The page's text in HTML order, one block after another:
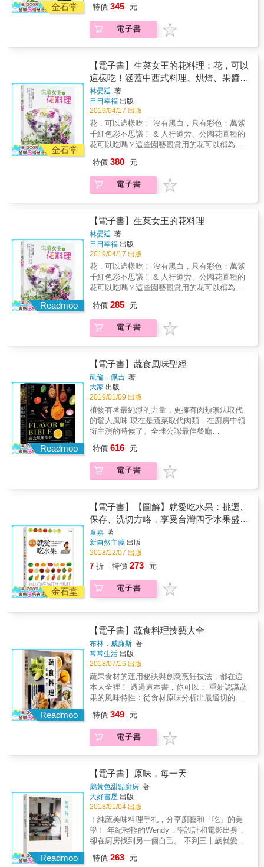
的這些全是素的？」很多人都覺得很意外，為
什麼素食可以吃出這麼多的變化，而且他是一
直都很享受在其中，還有很多肉食主義者因此
餐，道理很簡單，注重平衡而已。我今天一天
大概吃了什麼，或沒吃到什麼，自己會知道，
這一點是值得注意的事。很多人會誤解吃素的
人營養不夠，其實剛好相反。我們的感覺會變
得敏銳一點，會提醒自己要注意營養。當我們
意識到「營養均衡」的時候，我們就會找出讓
營養均衡的辦法。 蔬食也可以吃到米其林星星
推薦？ 本書推薦了中式、西式、異國料理、
CAFE、甜點、冰品&hellip;&hellip;等各式各樣
的蔬食，從街頭小吃到私廚料理，收錄超過70
料理，充分滿足我們「哪裡可以吃到好吃的蔬
食？」的疑問，跟著豐哥一起，你會發現這些
「隱藏版美食」，其實就在我們身邊！
鷹嘴豆、腰果、夏威夷果、核桃
奇異果、無花果&hellip;&hellip;）等靈活運用、
完全不設限，88道繽紛多采的無國界蔬食菜
肴！中、西、鹹、甜、冷、熱食譜都有。 & 金
炒、烤&hellip;&hellip;詳實全圖解！ & 開胃
菜、沙拉、主餐、配菜、點心、飲品到實用醬
料，豐富料理完整收錄，美味不設限！ & 本書
特色 & ◎全台第一本以酪梨和番茄為主，與適
合的蔬果、五穀雜糧搭配，餐餐營養有活力。
◎不只是水果，顛覆對酪梨和番茄的吃法，進
入極致非凡的蔬食世界。 ◎簡單和難吃不劃上
等號，每一道食譜都是令人驚豔的好滋味。 &
張家銘（大愛電視台蔬果生活誌製作人） 焦志
方（知名美食節目主持人） 微微蔡（美食作
者） 亞里（金鐘獎最佳主持人）
金石堂
系統健康的維生素E，和幫助維持體內血膽固醇
恆定的不飽和脂肪酸；不論是國產或是進口，
都可以運用在飲食上，食譜的變化很豐富。 &
不論單吃或做成各種中西料理，甚至飲品都很
適合的全方位食材。 & 酪梨只能打成酪梨牛
奶？番茄只能番茄炒蛋的家常菜？充滿創意多
元的吃法，翻轉對酪梨與番茄的刻板印象。 &
酪梨vs番茄和最速配的蔬菜（綠花椰菜、菠
菜、甜椒、胡蘿蔔、羽衣甘藍、四季豆、小黃
瓜、馬鈴薯&hellip;&hellip;）、五穀雜糧（越光
米、黑米、藜麥、黃豆、毛豆、紅豆、扁豆、
鷹嘴豆、腰果、夏威夷果、核桃
&hellip;&hellip;）、果實（蘋果、檸檬、藍莓、
完全不設限，88道繽紛多采的無國界蔬食菜
肴！中、西、鹹、甜、冷、熱食譜都有。 & 金
牌蔬食名師親自示範、全彩精美，拌、蒸、
菜、沙拉、主餐、配菜、點心、飲品到實用醬
料，豐富料理完整收錄，美味不設限！ & 本書
特色 & ◎全台第一本以酪梨和番茄為主，與適
合的蔬果、五穀雜糧搭配，餐餐營養有活力。
◎不只是水果，顛覆對酪梨和番茄的吃法，進
入極致非凡的蔬食世界。 ◎簡單和難吃不劃上
等號，每一道食譜都是令人驚豔的好滋味。 &
張家銘（大愛電視台蔬果生活誌製作人） 焦志
方（知名美食節目主持人） 微微蔡（美食作
者） 亞里（金鐘獎最佳主持人）
特價 345 元
電子書
金石堂
【電子書】生菜女王的花料理：花，可以
這樣吃！涵蓋中西式料理、烘焙、果醬、
抹醬、鹽、糖、醋、甜酒等豐富實作食
譜，美感、味覺都兼具！
林晏廷 著
日日幸福 出版
2019/04/17 出版
花，可以這樣吃！ 沒有黑白，只有彩色；萬紫
千紅色彩不思議！ & 人行道旁、公園花圃種的
花可以吃嗎？這些園藝觀賞用的花可以稱為食
何在主餐料理、甜點蛋糕上，裝飾了幾朵小
花，是那麼的漂亮與不同凡響，但是要送入口
中，卻出現疑惑的表情！ 「當我發現報紙刊登
找，引經據典的歷史證明，現今的觀賞花中，
確實是古老的醫病草藥，是可食用的，只是這
些花，因為花色太美，美得讓人們遺忘原本的
醫療特質，不過，重新定位於料理上的功能，
又是另一層次的貢獻。」 其實花不只是美麗芬
芳而已，適當運用在料理上也非常實用與美
味，盛裝花朵的浪漫好食光，味蕾、味覺都兼
具！ && 在此書中，生菜女王將帶我們來認識
食用花的傳奇故事，以及體驗花花世界裡中西
甜酒等精采多變的實作、食用的奧妙樂趣！ &
本書特色 & 1. 食用花栽種、選購、如何保存、
使用的概念和實用技巧。 2. 涵蓋中西式料理、
烘焙、果醬、抹醬、鹽、糖、醋、甜酒的豐富
食用花食譜。 3. 全彩照片Step by Step，繽紛
花美食，不但可以吃得心花朵朵開，人人都能
成為料理能手。 4. 提昇美感的專業擺盤和創意
運用。
特價 380 元
電子書
Readmoo
【電子書】生菜女王的花料理
林晏廷 著
日日幸福 出版
2019/04/17 出版
花，可以這樣吃！ 沒有黑白，只有彩色；萬紫
千紅色彩不思議！ & 人行道旁、公園花圃種的
花可以吃嗎？這些園藝觀賞用的花可以稱為食
何在主餐料理、甜點蛋糕上，裝飾了幾朵小
花，是那麼的漂亮與不同凡響，但是要送入口
中，卻出現疑惑的表情！ 「當我發現報紙刊登
找，引經據典的歷史證明，現今的觀賞花中，
確實是古老的醫病草藥，是可食用的，只是這
些花，因為花色太美，美得讓人們遺忘原本的
醫療特質，不過，重新定位於料理上的功能，
又是另一層次的貢獻。」 其實花不只是美麗芬
芳而已，適當運用在料理上也非常實用與美
味，盛裝花朵的浪漫好食光，味蕾、味覺都兼
具！ && 在此書中，生菜女王將帶我們來認識
食用花的傳奇故事，以及體驗花花世界裡中西
甜酒等精采多變的實作、食用的奧妙樂趣！ &
本書特色 & 1. 食用花栽種、選購、如何保存、
使用的概念和實用技巧。 2. 涵蓋中西式料理、
烘焙、果醬、抹醬、鹽、糖、醋、甜酒的豐富
食用花食譜。 3. 全彩照片Step by Step，繽紛
花美食，不但可以吃得心花朵朵開，人人都能
成為料理能手。 4. 提昇美感的專業擺盤和創意
運用。
特價 285 元
電子書
Readmoo
【電子書】蔬食風味聖經
凱倫．佩吉 著
大家 出版
2019/01/09 出版
植物有著最純淨的力量，更擁有肉類無法取代
的驚人風味 現在是蔬菜取代肉類，在廚房中領
銜主演的時候了。全球公認最佳餐廳
奈．瑞哲彼卻聲明：「我從不為健康而吃，我
只為美味而吃。我們之所以該吃蔬菜，並不是
因為蔬菜對我們比較好&hellip;&hellip;最重要的
物權，但現在，現在這個當前的世代，我們開
始為一個全新的理由拋開肉類和乳製品：享用
食物的最佳風味。 地球上可食用植物有30萬
種，每一種都含有無數珍貴物質。植物是養
分、是良藥，更是刺激味蕾的誘人食材。當我
們吃下植物，也就等於吃下飽含大地豐美的食
物。根部的土味、葉片的清甜、花朵的芳香、
果實的酸甜、種子的辛香，還有甜、酸、澀、
苦、辣、鮮味以及成千上萬種芳香氣味。這一
切，都不是肉類所能比擬。 當21世紀的頂尖大
廚學會以食物的語言「風味」來了解食物、與
是他們發展創意最強大的武器，讓他們得以為
美食訂定更高的標準，因為「風味的特徵存在
於香料植物或蔬菜當中，而非蛋白質」。於是
The French Laundry的主廚湯馬士．凱勒說：
「肉類大概是最無聊的食材，而蔬菜的可能性
無窮無盡。」全球埋首開發蔬食料理的第一線
主廚可以這麼一直列下去，當在菜單上聲明
開始沉迷於蔬菜時，我們目睹了全球廚藝正在
展開一場驚人的歷史變革：健康、生態永續、
糧食正義，都很重要，但也都只是蔬食的附加
合。本書承繼《風味聖經》《酒食聖經》，再
次引領廚藝界深入食物世界，開啟風味的探
險，讓你了解讓蔬菜釋放出最佳風味的烹飪和
調味方式，並懂得思考風味相容的原則。全書
收錄近600項植物性食材、千則大廚祕訣，配出
3萬筆以上的對味關係，讓你得以突破食譜的阻
隔，將風味層層相疊，發展出無窮菜色。 【本
書帶你】 ．一一探索鹹、酸、苦、甜、鮮五種
主要味道，以及調和這些味道的方法。 ．運用
特價 616 元
電子書
金石堂
【電子書】【圖解】就愛吃水果：挑選、
保存、洗切方略，享受台灣四季水果盛宴
不求人
童嘉 著
新自然主義 出版
2018/12/07 出版
7 折 特價 273 元
電子書
Readmoo
【電子書】蔬食料理技藝大全
布林．威廉斯 著
常常生活 出版
2018/07/16 出版
蔬果食材的運用秘訣與創意烹飪技法，都在這
本大全裡！ 透過這本書，你可以： 重新認識蔬
果的風味特性：從食材原味分析出最適切的用
割、分裝和儲存 找出最適合的料理方式：蒸、
炒、煮、烤、醃漬或生食 蔬果與肉類最加分的
搭配方式：調和出健康與美味最均衡的比例 &
香草等各種食材發揮到極致。 這不是一本素食
食譜書，而是教你如何把蔬食當作主角，而非
永遠只能淪為配角；就像你對待上等牛排的態
度一樣，布林教你如何用同樣的創意和尊重，
來處理看起來最卑微的蔬果食材，就讓馬鈴
薯、高麗菜、豌豆、蘆筍、南瓜&hellip;&hellip;
占據你家廚房最重要的位置吧！ & 英國倫敦的
奧黛特（Odette&#39;s）餐廳，時常舉辦一種
在當地很受歡迎的主題式分享晚宴，餐廳的主
特價 349 元
電子書
Readmoo
【電子書】原味，每一天
鵝黃色甜點廚房 著
大好書屋 出版
2018/01/04 出版
﹛純蔬美味料理手札，分享廚藝和「吃」的美
學﹜ 年紀輕輕的Wendy，學設計和電影出身，
卻在廚房找到另一個自己。 不到三十歲就愛上
康」，單純是追求好吃而已。 如何將無蛋無奶
特價 263 元